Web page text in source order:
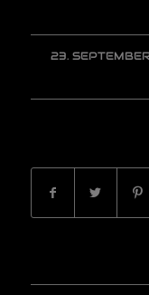
23. /